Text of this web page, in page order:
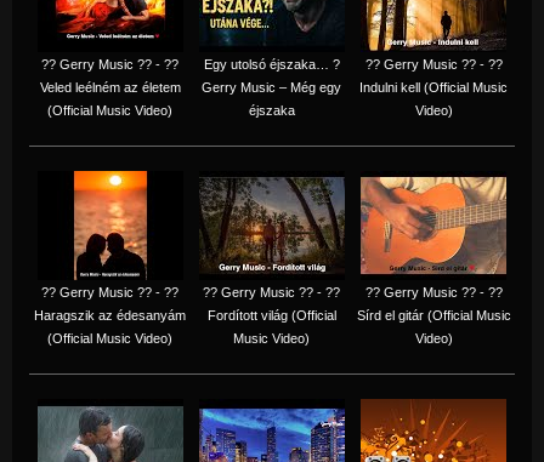
?? Gerry Music ?? - ??
Veled leélném az életem
(Official Music Video)
Egy utolsó éjszaka… ?
Gerry Music – Még egy
éjszaka
?? Gerry Music ?? - ??
Indulni kell (Official Music
Video)
?? Gerry Music ?? - ??
Haragszik az édesanyám
(Official Music Video)
?? Gerry Music ?? - ??
Fordított világ (Official
Music Video)
?? Gerry Music ?? - ??
Sírd el gitár (Official Music
Video)